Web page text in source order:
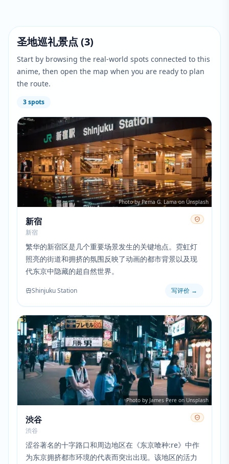
圣地巡礼景点 (3)
Start by browsing the real-world spots connected to this
anime, then open the map when you are ready to plan
the route.
3spots
Photo by Pema G. Lama on Unsplash
新宿
新宿
繁华的新宿区是几个重要场景发生的关键地点。霓虹灯
照亮的街道和拥挤的氛围反映了动画的都市背景以及现
代东京中隐藏的超自然世界。
Shinjuku Station 写评价 →
Photo by James Pere on Unsplash
渋谷
渋谷
涩谷著名的十字路口和周边地区在《东京喰种:re》中作
为东京拥挤都市环境的代表而突出出现。该地区的活力